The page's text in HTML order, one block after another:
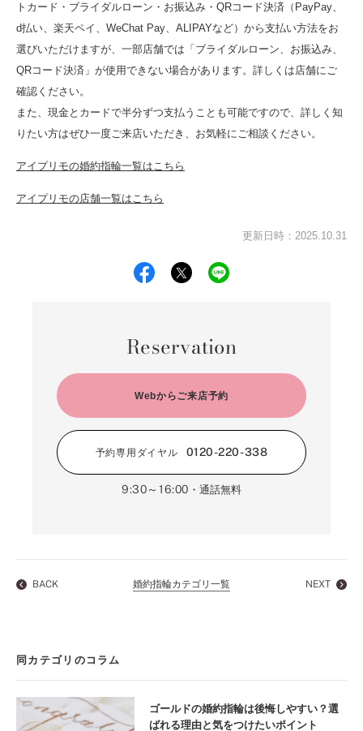
トカード・ブライダルローン・お振込み・QRコード決済（PayPay、
d払い、楽天ペイ、WeChat Pay、ALIPAYなど）から支払い方法をお
選びいただけますが、一部店舗では「ブライダルローン、お振込み、
QRコード決済」が使用できない場合があります。詳しくは店舗にご
確認ください。
また、現金とカードで半分ずつ支払うことも可能ですので、詳しく知
りたい方はぜひ一度ご来店いただき、お気軽にご相談ください。
アイプリモの婚約指輪一覧はこちら
アイプリモの店舗一覧はこちら
更新日時：2025.10.31
Reservation
Webからご来店予約
予約専用ダイヤル 0120-220-338
9:30～16:00 ・通話無料
BACK 婚約指輪カテゴリ一覧 NEXT
同カテゴリのコラム
ゴールドの婚約指輪は後悔しやすい？選
ばれる理由と気をつけたいポイント